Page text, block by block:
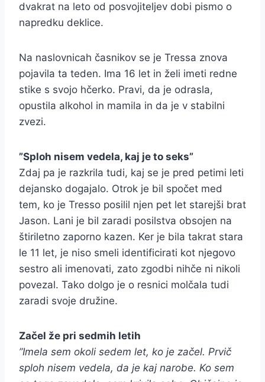
dvakrat na leto od posvojiteljev dobi pismo o
napredku deklice.
Na naslovnicah časnikov se je Tressa znova
pojavila ta teden. Ima 16 let in želi imeti redne
stike s svojo hčerko. Pravi, da je odrasla,
opustila alkohol in mamila in da je v stabilni
zvezi.
”Sploh nisem vedela, kaj je to seks”
Zdaj pa je razkrila tudi, kaj se je pred petimi leti
dejansko dogajalo. Otrok je bil spočet med
tem, ko je Tresso posilil njen pet let starejši brat
Jason. Lani je bil zaradi posilstva obsojen na
štiriletno zaporno kazen. Ker je bila takrat stara
le 11 let, je niso smeli identificirati kot njegovo
sestro ali imenovati, zato zgodbi nihče ni nikoli
povezal. Tako dolgo je o resnici molčala tudi
zaradi svoje družine.
Začel že pri sedmih letih
”Imela sem okoli sedem let, ko je začel. Prvič
sploh nisem vedela, da je kaj narobe. Ko sem